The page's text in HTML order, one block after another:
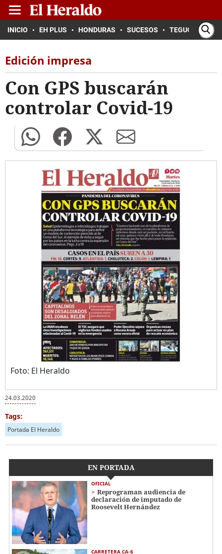
INICIO EH PLUS HONDURAS SUCESOS TEGUCIGALPA
Edición impresa
Con GPS buscarán
controlar Covid-19
Foto: El Heraldo
24.03.2020
Tags:
Portada El Heraldo
EN PORTADA
OFICIAL
Reprograman audiencia de
declaración de imputado de
Roosevelt Hernández
CARRETERA CA-6